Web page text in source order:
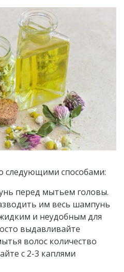
следующими способами:
перед мытьем головы.
им весь шампунь
и неудобным для
выдавливайте
волос количество
с 2-3 каплями